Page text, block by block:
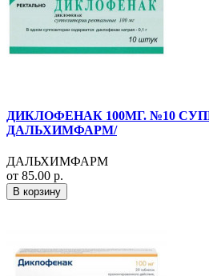
ДИКЛОФЕНАК 100МГ. №10
ДАЛЬХИМФАРМ/
ДАЛЬХИМФАРМ
от 85.00 р.
В корзину